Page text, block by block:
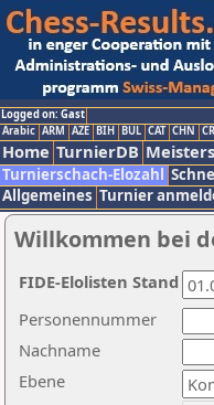
Logged on: Gast
Arabic ARM AZE BIH BUL CAT CHN
Home TurnierDB
Turnierschach-Elozahl
Allgemeines Turnier
Willkommen bei
Nachname
Ebene
Personennummer
FIDE-Elolisten Stand